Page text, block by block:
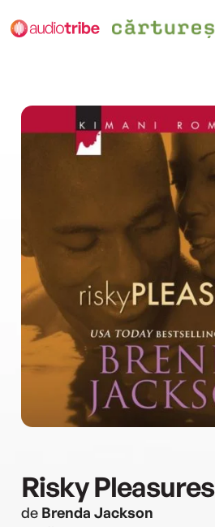
Risky Pleasures
de Brenda Jackson